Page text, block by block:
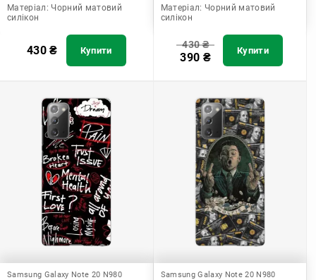
Матеріал: Чорний матовий
силікон
430₴ Купити
Матеріал: Чорний матовий
силікон
430₴
390 ₴ Купити
Samsung Galaxy Note 20 N980 Samsung Galaxy Note 20 N980